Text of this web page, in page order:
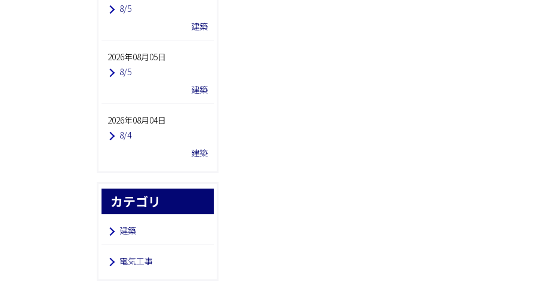
8/5
建築
2026年08月05日
8/5
建築
2026年08月04日
8/4
建築
カテゴリ
建築
電気工事